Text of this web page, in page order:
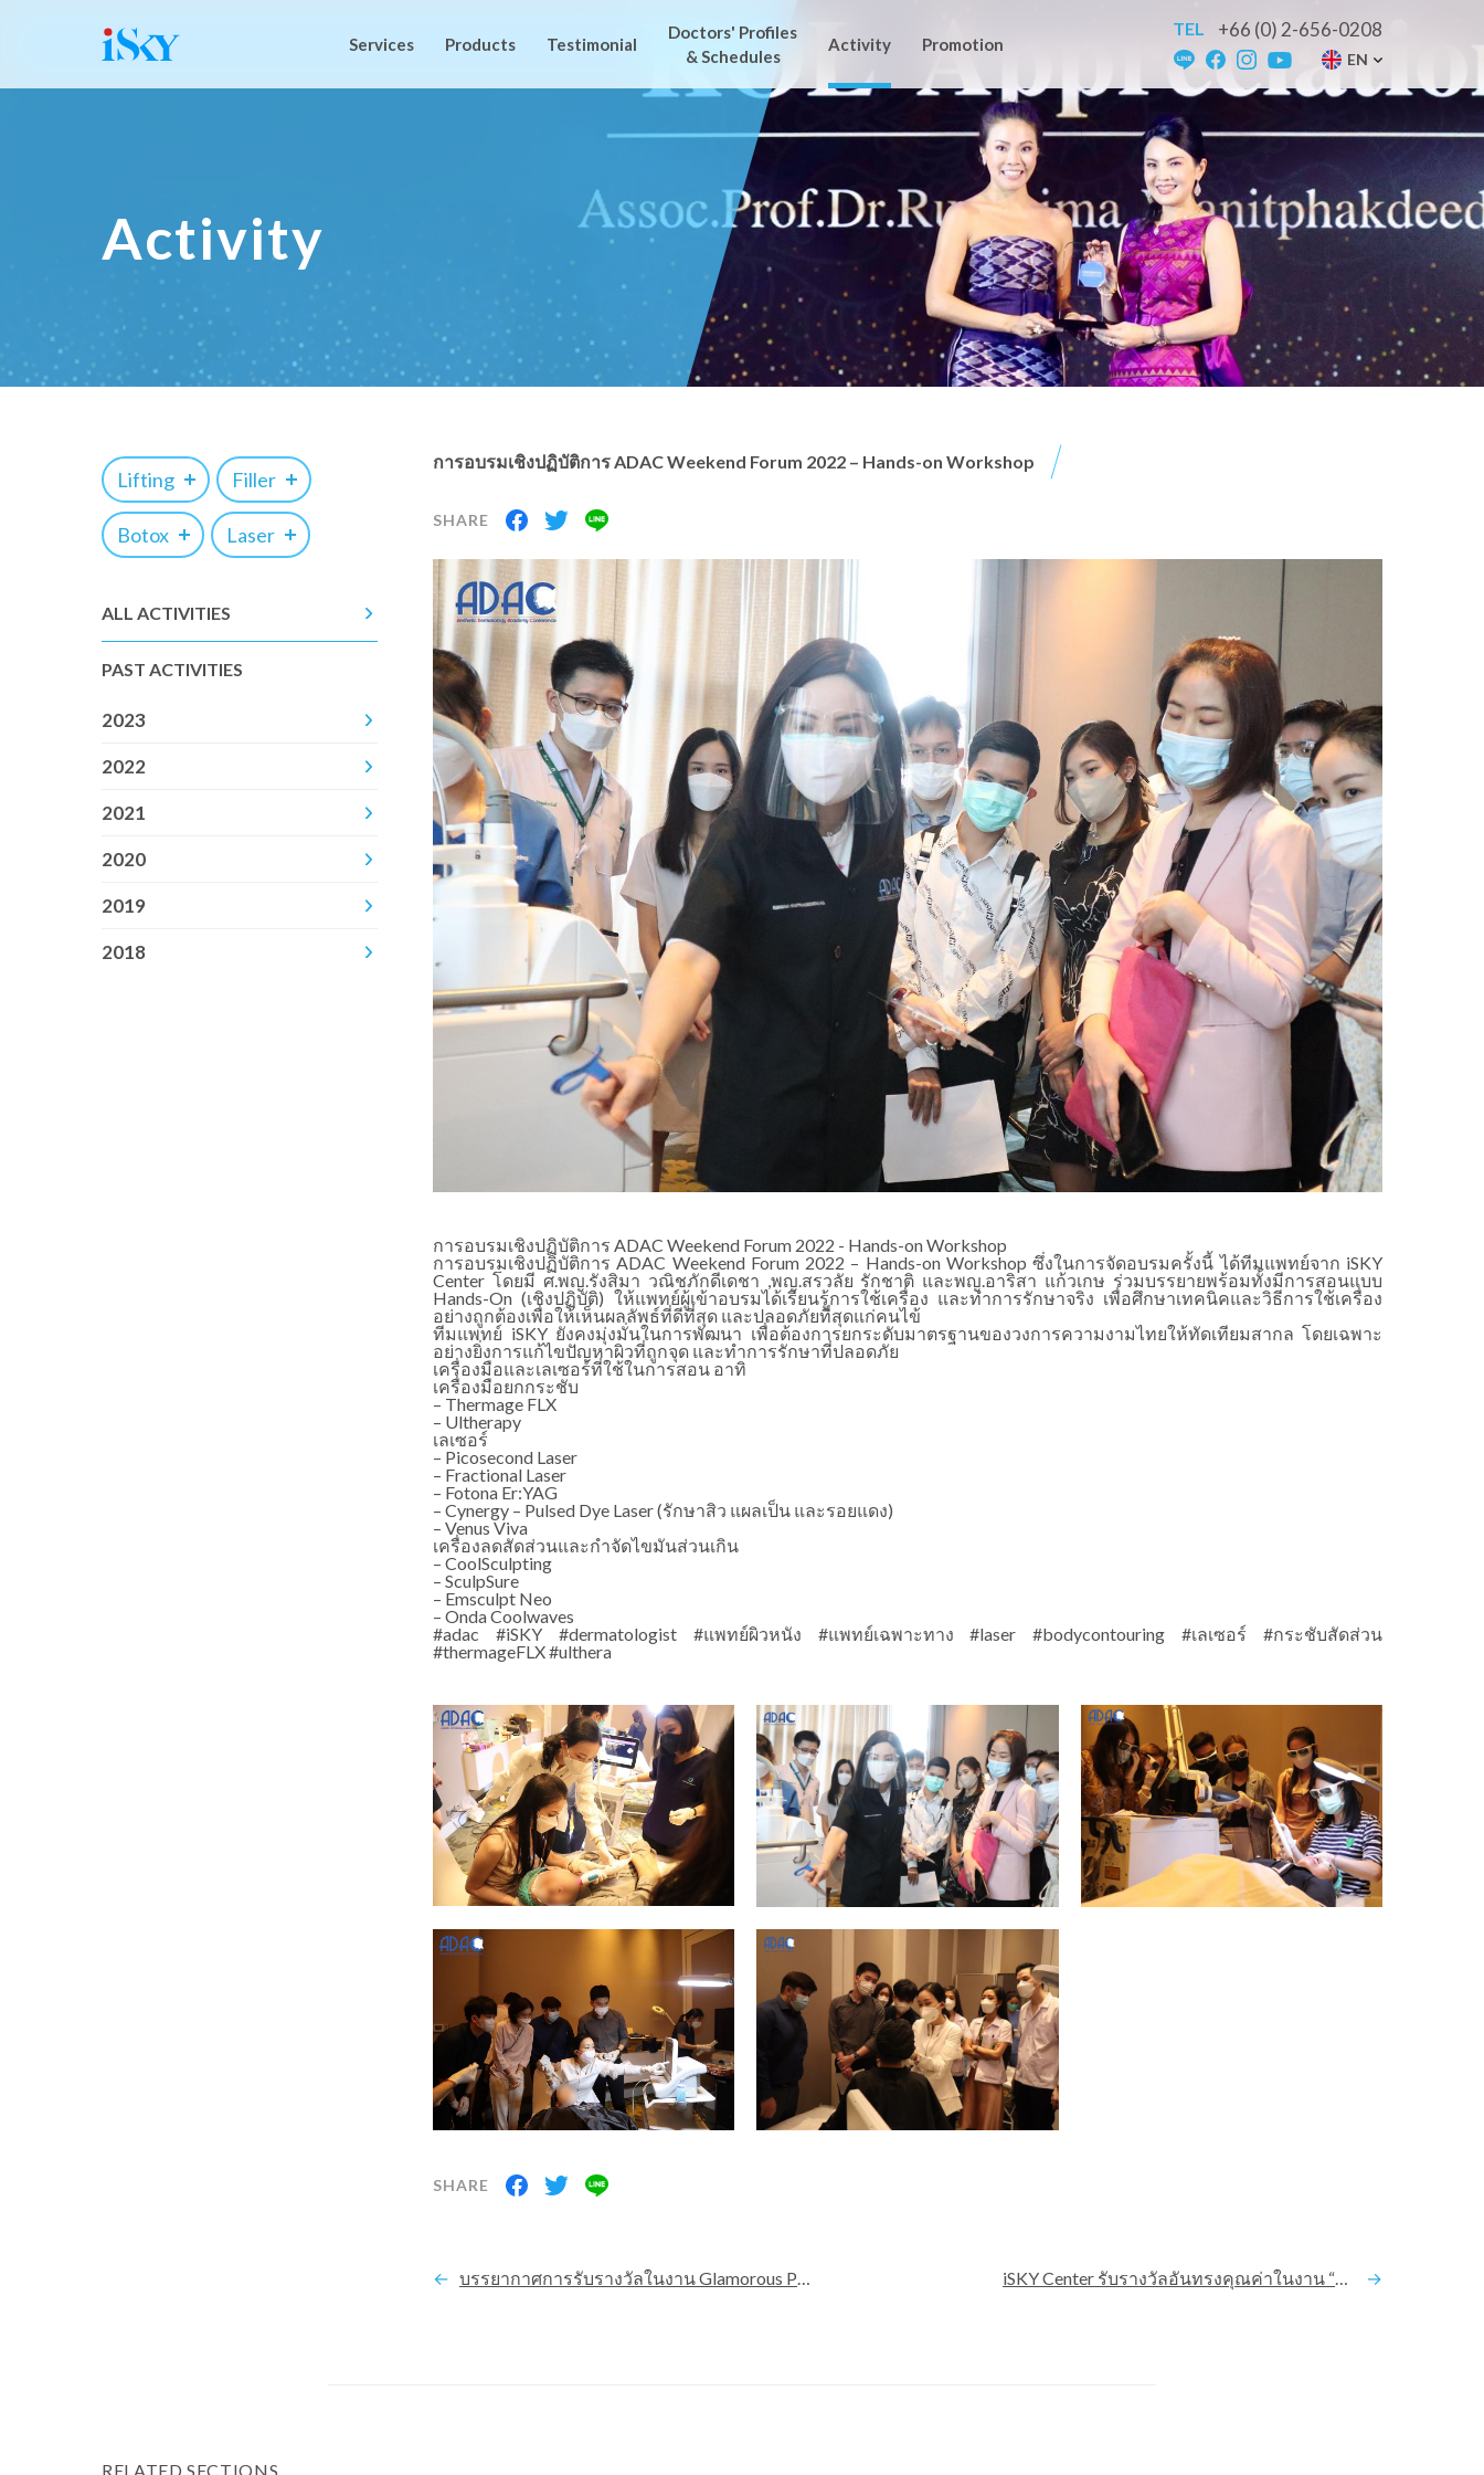
Services Products Testimonial
Doctors' Profiles
& Schedules
Activity Promotion
TEL +66 (0) 2-656-0208
EN
Activity
Lifting Filler
Botox Laser
ALL ACTIVITIES
PAST ACTIVITIES
2023
2022
2021
2020
2019
2018
การอบรมเชิงปฏิบัติการ ADAC Weekend Forum 2022 – Hands-on Workshop
การอบรมเชิงปฏิบัติการ ADAC Weekend Forum 2022 - Hands-on Workshop
การอบรมเชิงปฏิบัติการ ADAC Weekend Forum 2022 – Hands-on Workshop ซึ่งในการจัดอบรมครั้งนี้ ได้ทีมแพทย์จาก iSKY
Center โดยมี ศ.พญ.รังสิมา วณิชภักดีเดชา ,พญ.สรวลัย รักชาติ และพญ.อาริสา แก้วเกษ ร่วมบรรยายพร้อมทั้งมีการสอนแบบ
Hands-On (เชิงปฏิบัติ) ให้แพทย์ผู้เข้าอบรมได้เรียนรู้การใช้เครื่อง และทำการรักษาจริง เพื่อศึกษาเทคนิคและวิธีการใช้เครื่อง
อย่างถูกต้องเพื่อให้เห็นผลลัพธ์ที่ดีที่สุด และปลอดภัยที่สุดแก่คนไข้
ทีมแพทย์ iSKY ยังคงมุ่งมั่นในการพัฒนา เพื่อต้องการยกระดับมาตรฐานของวงการความงามไทยให้ทัดเทียมสากล โดยเฉพาะ
อย่างยิ่งการแก้ไขปัญหาผิวที่ถูกจุด และทำการรักษาที่ปลอดภัย
เครื่องมือและเลเซอร์ที่ใช้ในการสอน อาทิ
เครื่องมือยกกระชับ
– Thermage FLX
– Ultherapy
เลเซอร์
– Picosecond Laser
– Fractional Laser
– Fotona Er:YAG
– Cynergy – Pulsed Dye Laser (รักษาสิว แผลเป็น และรอยแดง)
– Venus Viva
เครื่องลดสัดส่วนและกำจัดไขมันส่วนเกิน
– CoolSculpting
– SculpSure
– Emsculpt Neo
– Onda Coolwaves
#adac #iSKY #dermatologist #แพทย์ผิวหนัง #แพทย์เฉพาะทาง #laser #bodycontouring #เลเซอร์ #กระชับสัดส่วน
#thermageFLX #ulthera
บรรยากาศการรับรางวัลในงาน Glamorous Partnership Celebration Night in Yvoire Seashore Dec 2021
RELATED SECTIONS